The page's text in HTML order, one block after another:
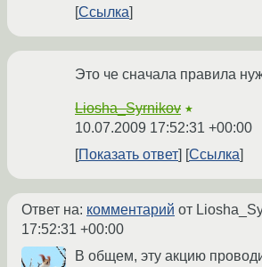
Ссылка
Это че сначала правила
Liosha_Syrnikov ★
10.07.2009 17:52:31 +00:00
Показать ответ
Ссылка
Ответ на: комментарий от
17:52:31 +00:00
В общем, эту акцию